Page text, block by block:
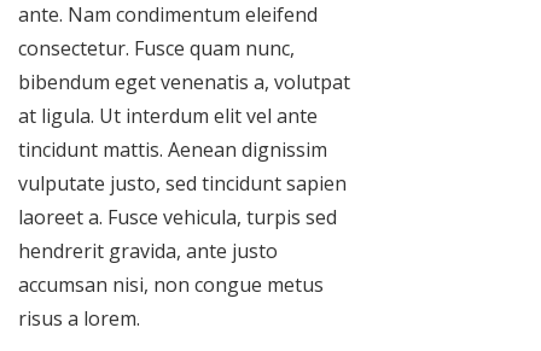
ante. Nam condimentum eleifend
consectetur. Fusce quam nunc,
bibendum eget venenatis a, volutpat
at ligula. Ut interdum elit vel ante
tincidunt mattis. Aenean dignissim
vulputate justo, sed tincidunt sapien
laoreet a. Fusce vehicula, turpis sed
hendrerit gravida, ante justo
accumsan nisi, non congue metus
risus a lorem.